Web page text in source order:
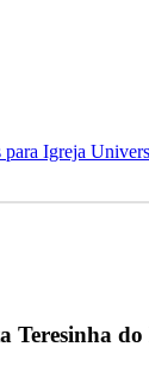
para Igreja
Teresinha do